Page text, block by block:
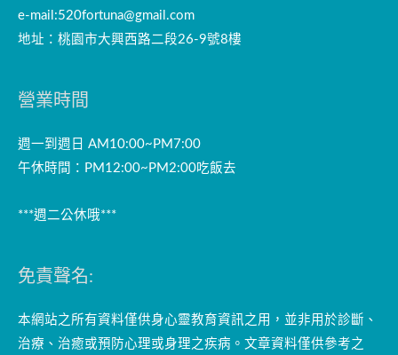
e-mail:520fortuna@gmail.com
地址：桃園市大興西路二段26-9號8樓
營業時間
週一到週日 AM10:00~PM7:00
午休時間：PM12:00~PM2:00吃飯去
***週二公休哦***
免責聲名:
本網站之所有資料僅供身心靈教育資訊之用，並非用於診斷、
治療、治癒或預防心理或身理之疾病。文章資料僅供參考之